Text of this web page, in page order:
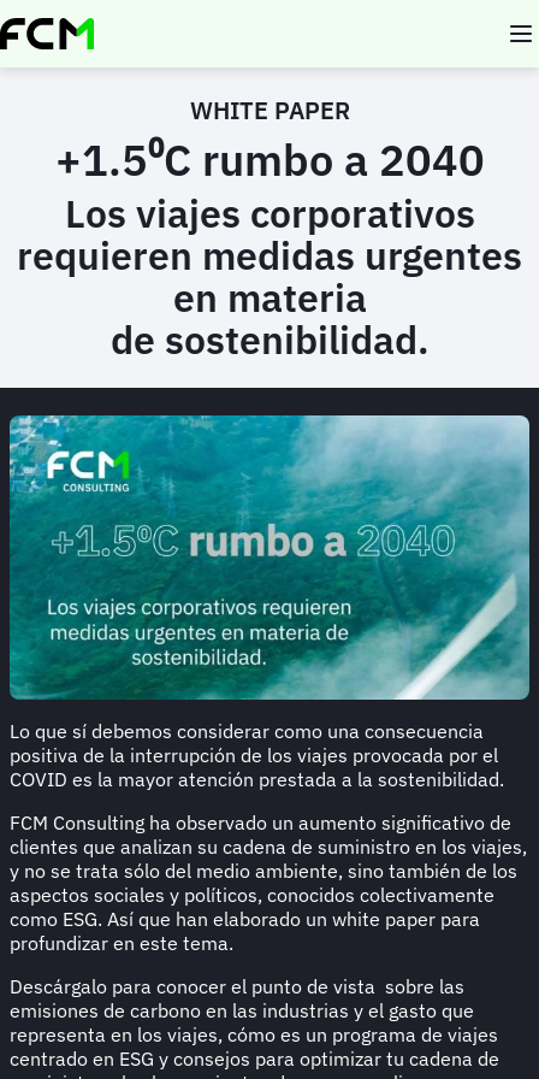
Pasar
al
WHITE PAPER
+1.5⁰C rumbo a 2040
Los viajes corporativos
requieren medidas urgentes
en materia
de sostenibilidad.
Lo que sí debemos considerar como una consecuencia
positiva de la interrupción de los viajes provocada por el
COVID es la mayor atención prestada a la sostenibilidad.
FCM Consulting ha observado un aumento significativo de
clientes que analizan su cadena de suministro en los viajes,
y no se trata sólo del medio ambiente, sino también de los
aspectos sociales y políticos, conocidos colectivamente
como ESG. Así que han elaborado un white paper para
profundizar en este tema.
Descárgalo para conocer el punto de vista sobre las
emisiones de carbono en las industrias y el gasto que
representa en los viajes, cómo es un programa de viajes
centrado en ESG y consejos para optimizar tu cadena de